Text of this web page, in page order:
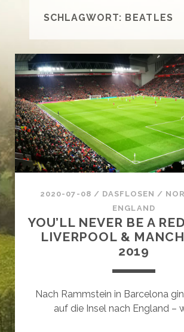
SCHLAGWORT: BEATLES
2020-07-08 / DASFLOSEN /
ENGLAND
YOU’LL NEVER BE A
LIVERPOOL &
2019
Nach Rammstein in Barcelona
auf die Insel nach England –